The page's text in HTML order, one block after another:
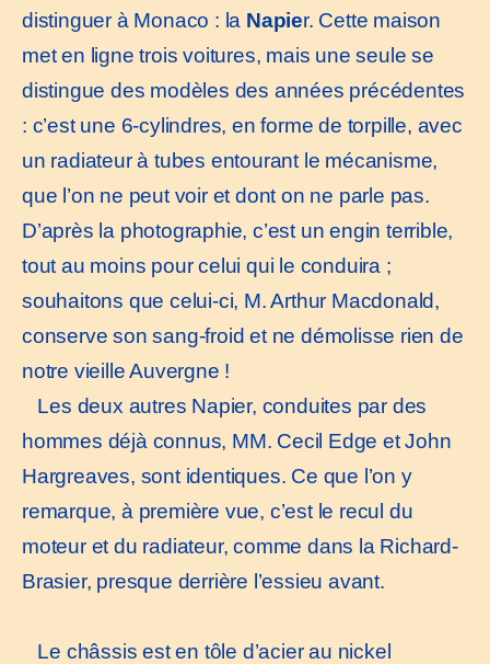
distinguer à Monaco : la Napier. Cette maison
met en ligne trois voitures, mais une seule se
distingue des modèles des années précédentes
: c’est une 6-cylindres, en forme de torpille, avec
un radiateur à tubes entourant le mécanisme,
que l’on ne peut voir et dont on ne parle pas.
D’après la photographie, c’est un engin terrible,
tout au moins pour celui qui le conduira ;
souhaitons que celui-ci, M. Arthur Macdonald,
conserve son sang-froid et ne démolisse rien de
notre vieille Auvergne !
Les deux autres Napier, conduites par des
hommes déjà connus, MM. Cecil Edge et John
Hargreaves, sont identiques. Ce que l’on y
remarque, à première vue, c’est le recul du
moteur et du radiateur, comme dans la Richard-
Brasier, presque derrière l’essieu avant.
Le châssis est en tôle d’acier au nickel